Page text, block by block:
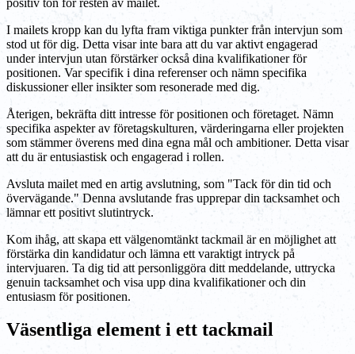
I mailets kropp kan du lyfta fram viktiga punkter från intervjun som
stod ut för dig. Detta visar inte bara att du var aktivt engagerad
under intervjun utan förstärker också dina kvalifikationer för
positionen. Var specifik i dina referenser och nämn specifika
diskussioner eller insikter som resonerade med dig.
Återigen, bekräfta ditt intresse för positionen och företaget. Nämn
specifika aspekter av företagskulturen, värderingarna eller projekten
som stämmer överens med dina egna mål och ambitioner. Detta visar
att du är entusiastisk och engagerad i rollen.
Avsluta mailet med en artig avslutning, som "Tack för din tid och
övervägande." Denna avslutande fras upprepar din tacksamhet och
lämnar ett positivt slutintryck.
Kom ihåg, att skapa ett välgenomtänkt tackmail är en möjlighet att
förstärka din kandidatur och lämna ett varaktigt intryck på
intervjuaren. Ta dig tid att personliggöra ditt meddelande, uttrycka
genuin tacksamhet och visa upp dina kvalifikationer och din
entusiasm för positionen.
Väsentliga element i ett tackmail